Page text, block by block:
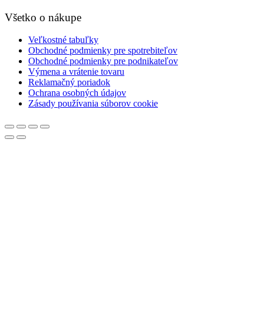
Všetko o nákupe
Veľkostné tabuľky
Obchodné podmienky pre spotrebiteľov
Obchodné podmienky pre podnikateľov
Výmena a vrátenie tovaru
Reklamačný poriadok
Ochrana osobných údajov
Zásady používania súborov cookie